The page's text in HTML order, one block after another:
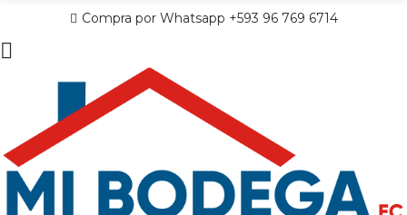
Compra por Whatsapp +593 96 769 6714